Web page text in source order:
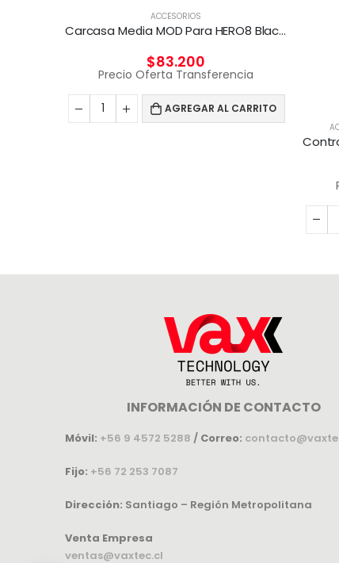
ACCESORIOS
Carcasa Media MOD Para HERO8 Black GOPRO
$83.200
Precio Oferta Transferencia
AGREGAR AL CARRITO
INFORMACIÓN DE CONTACTO
Móvil: +56 9 4572 5288 / Correo:
Fijo: +56 72 253 7087
Dirección: Santiago – Región Metropolitana
Venta Empresa
ventas@vaxtec.cl